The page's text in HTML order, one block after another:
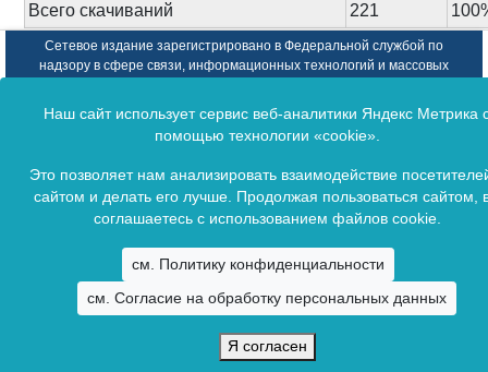
Всего скачиваний 221
Наш сайт использует сервис веб-аналитики Яндекс Метрика
помощью технологии «cookie».
Это позволяет нам анализировать взаимодействие
сайтом и делать его лучше. Продолжая пользоваться сайтом,
соглашаетесь с использованием файлов cookie.
см. Политику конфиденциальности
см. Согласие на обработку персональных данных
Я согласен
Сетевое издание зарегистрировано в Федеральной службой по
надзору в сфере связи, информационных технологий и массовых
Свидетельство о регистрации ЭЛ № ФС77-65694 от 13 мая 2016 г.
Copyright © 2009 -2026. Все права зарезервированы.